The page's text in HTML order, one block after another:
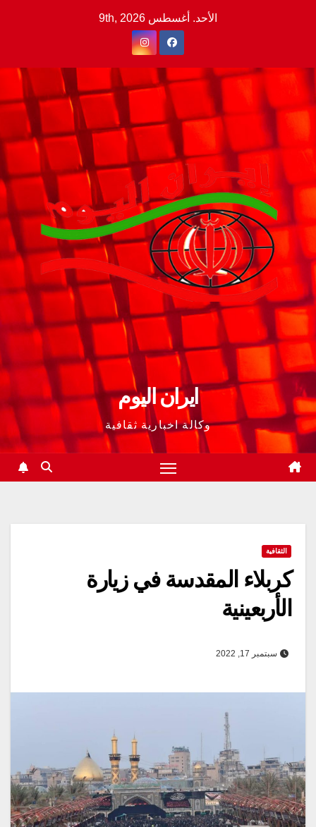
الأحد. أغسطس 9th, 2026
ايران اليوم
وكالة اخبارية ثقافية
الثقافية
كربلاء المقدسة في زيارة
الأربعينية
سبتمبر 17, 2022